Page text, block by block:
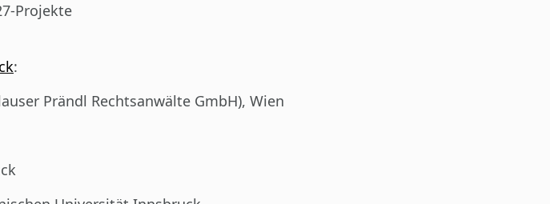
Projekte
:
Prändl Rechtsanwälte GmbH), Wien